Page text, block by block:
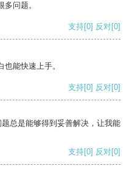
问题。
支持[0] 反对[0]
能快速上手。
支持[0] 反对[0]
总是能够得到妥善解决，让我能
支持[0] 反对[0]